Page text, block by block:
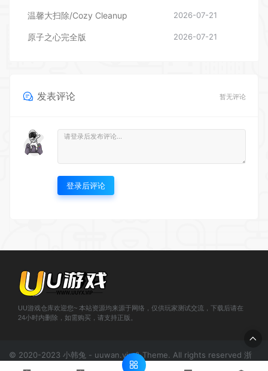
温馨大扫除/Cozy Cleanup 2026-07-21
原子之心完全版 2026-07-21
发表评论 暂无评论
登录后评论
UU游戏仓库欢迎您~ 本站资源均来源于网络，仅供玩家测试交流，下载后请在
24小时内删除，如需购买，请支持正版。
© 2020-2023 小韩兔 - uuwan.vip & Theme. All rights reserved 浙